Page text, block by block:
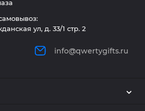
ул, д. 33/1 стр. 2
info@qwertygifts.ru